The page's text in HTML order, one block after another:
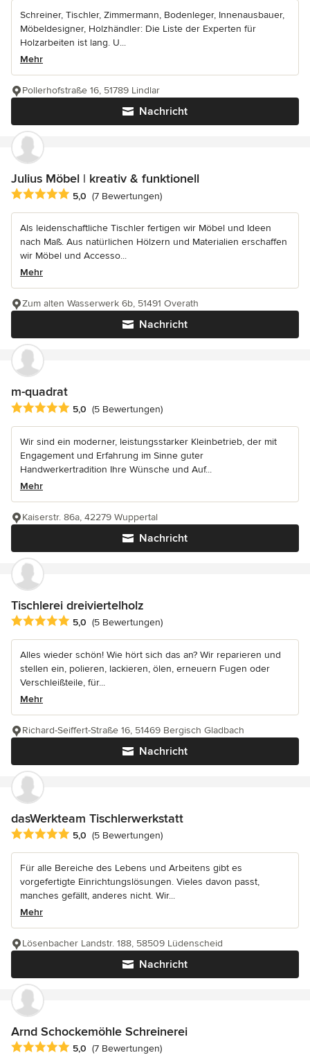
Schreiner, Tischler, Zimmermann, Bodenleger, Innenausbauer,
Möbeldesigner, Holzhändler: Die Liste der Experten für
Holzarbeiten ist lang. U...
Mehr
Nachricht
Pollerhofstraße 16, 51789 Lindlar
Julius Möbel | kreativ & funktionell
Durchschnittliche Bewertung: 5 von 5 Sternen
5,0 (7 Bewertungen)
Als leidenschaftliche Tischler fertigen wir Möbel und Ideen
nach Maß. Aus natürlichen Hölzern und Materialien erschaffen
wir Möbel und Accesso...
Mehr
Nachricht
Zum alten Wasserwerk 6b, 51491 Overath
m-quadrat
Durchschnittliche Bewertung: 5 von 5 Sternen
5,0 (5 Bewertungen)
Wir sind ein moderner, leistungsstarker Kleinbetrieb, der mit
Engagement und Erfahrung im Sinne guter
Handwerkertradition Ihre Wünsche und Auf...
Mehr
Nachricht
Kaiserstr. 86a, 42279 Wuppertal
Tischlerei dreiviertelholz
Durchschnittliche Bewertung: 5 von 5 Sternen
5,0 (5 Bewertungen)
Alles wieder schön! Wie hört sich das an? Wir reparieren und
stellen ein, polieren, lackieren, ölen, erneuern Fugen oder
Verschleißteile, für...
Mehr
Nachricht
Richard-Seiffert-Straße 16, 51469 Bergisch Gladbach
dasWerkteam Tischlerwerkstatt
Durchschnittliche Bewertung: 5 von 5 Sternen
5,0 (5 Bewertungen)
Für alle Bereiche des Lebens und Arbeitens gibt es
vorgefertigte Einrichtungslösungen. Vieles davon passt,
manches gefällt, anderes nicht. Wir...
Mehr
Nachricht
Lösenbacher Landstr. 188, 58509 Lüdenscheid
Arnd Schockemöhle Schreinerei
Durchschnittliche Bewertung: 5 von 5 Sternen
5,0 (7 Bewertungen)